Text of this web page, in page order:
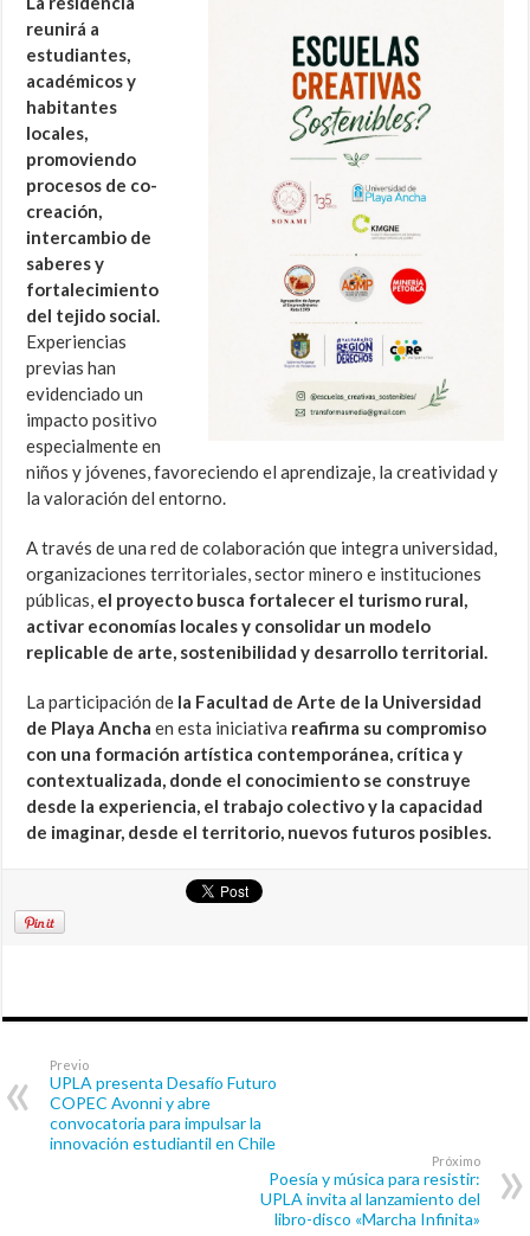
reunirá a
estudiantes,
académicos y
habitantes
locales,
promoviendo
procesos de co-
creación,
intercambio de
saberes y
fortalecimiento
del tejido social.
Experiencias
previas han
evidenciado un
impacto positivo
especialmente en
niños y jóvenes, favoreciendo el aprendizaje, la creatividad y
la valoración del entorno.
A través de una red de colaboración que integra universidad,
organizaciones territoriales, sector minero e instituciones
públicas, el proyecto busca fortalecer el turismo rural,
activar economías locales y consolidar un modelo
replicable de arte, sostenibilidad y desarrollo territorial.
La participación de la Facultad de Arte de la Universidad
de Playa Ancha en esta iniciativa reafirma su compromiso
con una formación artística contemporánea, crítica y
contextualizada, donde el conocimiento se construye
desde la experiencia, el trabajo colectivo y la capacidad
de imaginar, desde el territorio, nuevos futuros posibles.
Previo
UPLA presenta Desafío Futuro
COPEC Avonni y abre
convocatoria para impulsar la
innovación estudiantil en Chile
Próximo
Poesía y música para resistir:
UPLA invita al lanzamiento del
libro-disco «Marcha Infinita»